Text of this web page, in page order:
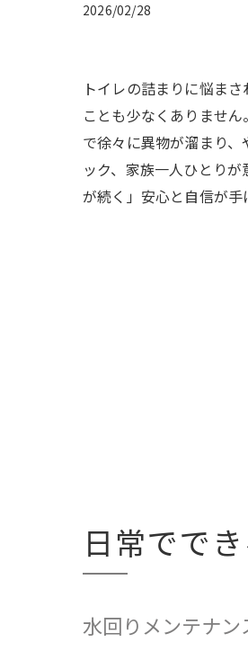
2026/02/28
トイレの詰まりに悩ま
ことも少なくありませ
で徐々に異物が溜まり
ック、家族一人ひとり
が続く」安心と自信が手
日常でで
水回りメンテナ